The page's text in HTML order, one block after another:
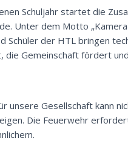
Schuljahr startet die
Unter dem Motto
Schüler der HTL bringen
Gemeinschaft fördert
unsere Gesellschaft kann
Die Feuerwehr